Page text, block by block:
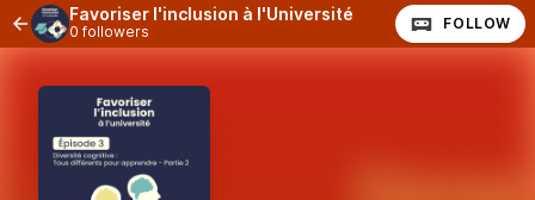
Favoriser l'inclusion à l'Université
0 followers FOLLOW